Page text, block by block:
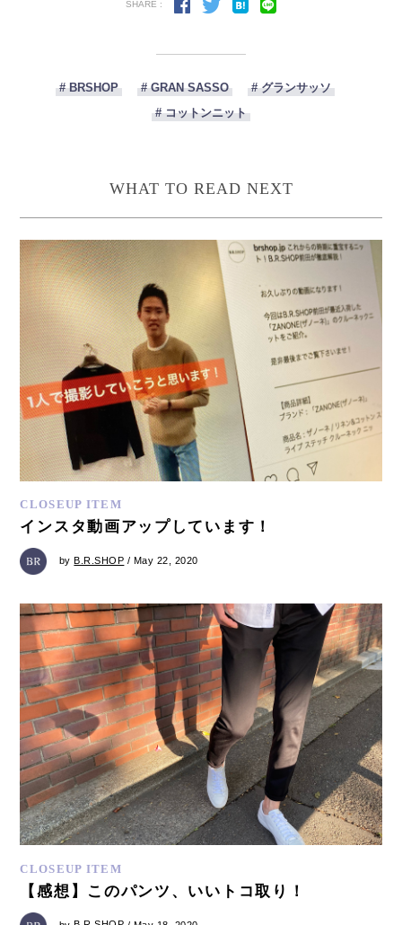
SHARE :
# BRSHOP # GRAN SASSO
# グランサッソ
# コットンニット
WHAT TO READ NEXT
CLOSEUP ITEM
インスタ動画アップしています！
byB.R.SHOP / May 22, 2020
CLOSEUP ITEM
【感想】このパンツ、いいトコ取り！